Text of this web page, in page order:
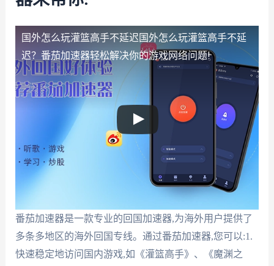
国外怎么玩灌篮高手不延迟国外怎么玩灌篮高手不延
迟？番茄加速器轻松解决你的游戏网络问题!
番茄加速器是一款专业的回国加速器,为海外用户提供了
多条多地区的海外回国专线。通过番茄加速器,您可以:1.
快速稳定地访问国内游戏,如《灌篮高手》、《魔渊之